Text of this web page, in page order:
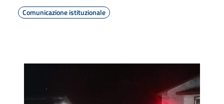
Comunicazione istituzionale